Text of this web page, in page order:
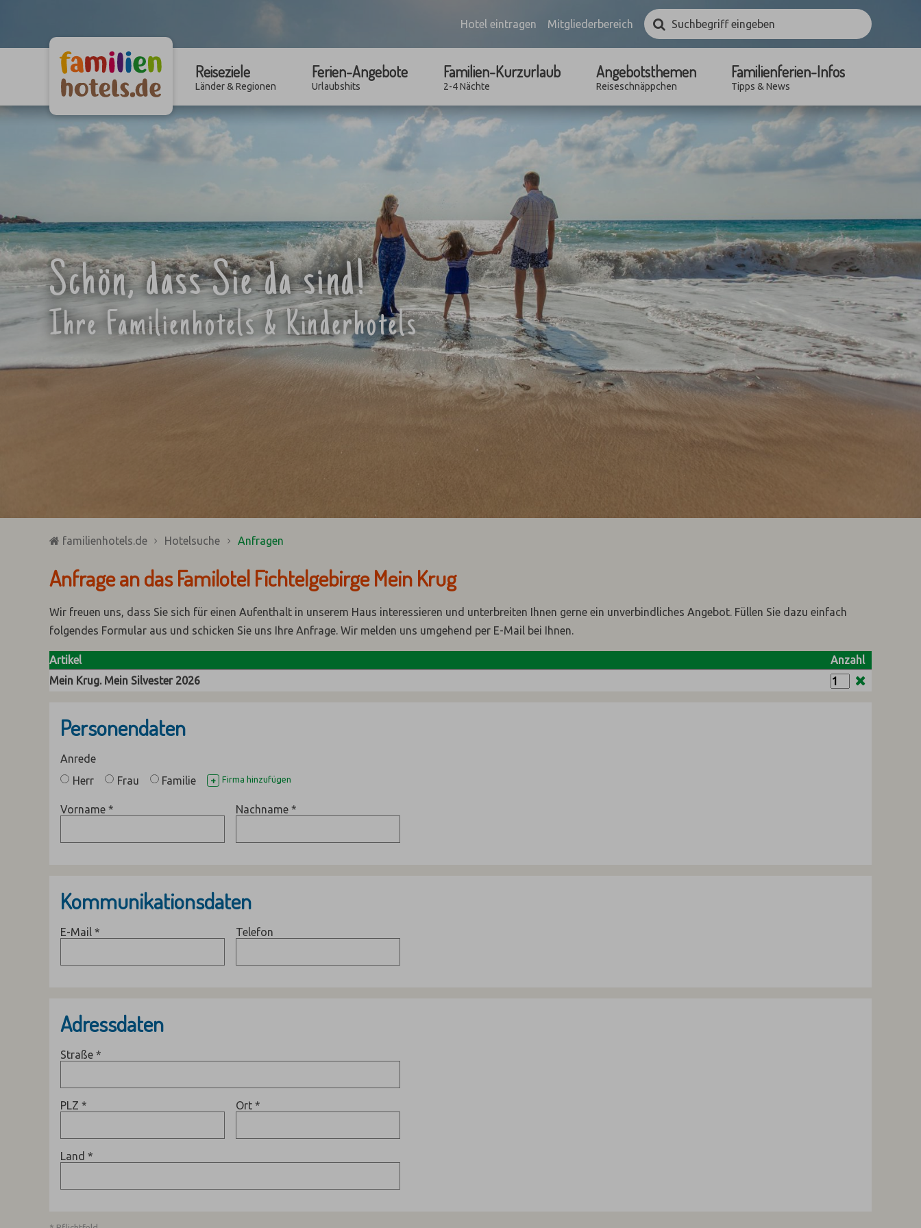
Hotel eintragen Mitgliederbereich
Suchbegriff
eingebenSuchen
Reiseziele
Länder & Regionen
Ferien-Angebote
Urlaubshits
Familien-Kurzurlaub
2-4 Nächte
Angebotsthemen
Reiseschnäppchen
Familienferien-Infos
Tipps & News
Schön, dass Sie da sind!
Ihre Familienhotels & Kinderhotels
familienhotels.de Hotelsuche Anfragen
Anfrage an das Familotel Fichtelgebirge Mein Krug
Wir freuen uns, dass Sie sich für einen Aufenthalt in unserem Haus interessieren und unterbreiten Ihnen gerne ein unverbindliches Angebot. Füllen Sie dazu einfach
folgendes Formular aus und schicken Sie uns Ihre Anfrage. Wir melden uns umgehend per E-Mail bei Ihnen.
Artikel
Anzahl
Mein Krug. Mein Silvester 2026
Personendaten
Anrede
Herr
Frau Familie + Firma hinzufügen
Vorname * Nachname *
Kommunikationsdaten
E-Mail * Telefon
Adressdaten
Straße *
PLZ * Ort *
Land *